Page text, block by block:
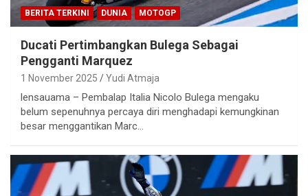
BERITA TERKINI DUNIA MOTOGP
Ducati Pertimbangkan Bulega Sebagai
Pengganti Marquez
1 November 2025 Yudi Atmaja
lensauama – Pembalap Italia Nicolo Bulega mengaku
belum sepenuhnya percaya diri menghadapi kemungkinan
besar menggantikan Marc…